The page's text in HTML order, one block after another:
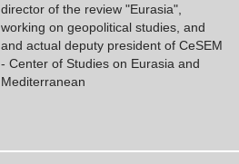
director of the review "Eurasia",
working on geopolitical studies, and
and actual deputy president of CeSEM
- Center of Studies on Eurasia and
Mediterranean